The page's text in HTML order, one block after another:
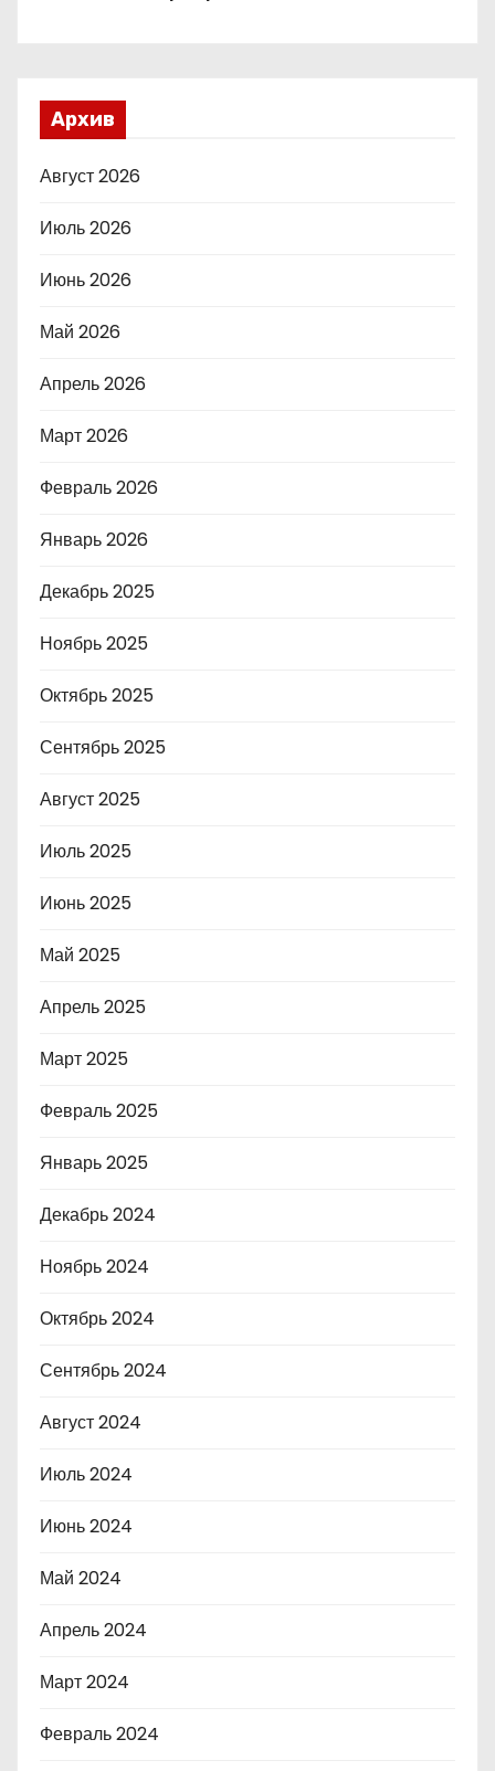
Архив
Август 2026
Июль 2026
Июнь 2026
Май 2026
Апрель 2026
Март 2026
Февраль 2026
Январь 2026
Декабрь 2025
Ноябрь 2025
Октябрь 2025
Сентябрь 2025
Август 2025
Июль 2025
Июнь 2025
Май 2025
Апрель 2025
Март 2025
Февраль 2025
Январь 2025
Декабрь 2024
Ноябрь 2024
Октябрь 2024
Сентябрь 2024
Август 2024
Июль 2024
Июнь 2024
Май 2024
Апрель 2024
Март 2024
Февраль 2024